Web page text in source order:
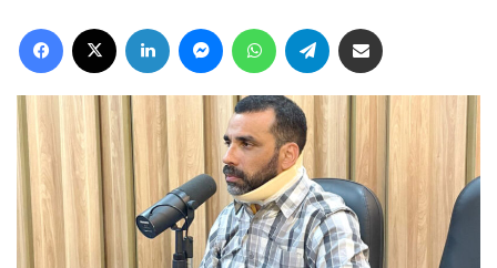
Facebook Linkedin MessengerWhatsAppTelegram